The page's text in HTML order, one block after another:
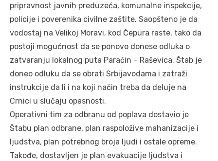
pripravnost javnih preduzeća, komunalne inspekcije,
policije i poverenika civilne zaštite. Saopšteno je da
vodostaj na Velikoj Moravi, kod Čepura raste, tako da
postoji mogućnost da se ponovo donese odluka o
zatvaranju lokalnog puta Paraćin – Raševica. Štab je
doneo odluku da se obrati Srbijavodama i zatraži
instrukcije da li i na koji način treba da deluje na
Crnici u slučaju opasnosti.
Operativni tim za odbranu od poplava dostavio je
Štabu plan odbrane, plan raspoložive mahanizacije i
ljudstva, plan potrebnog broja ljudi i ostale opreme.
Takođe, dostavljen je plan evakuacije ljudstva i